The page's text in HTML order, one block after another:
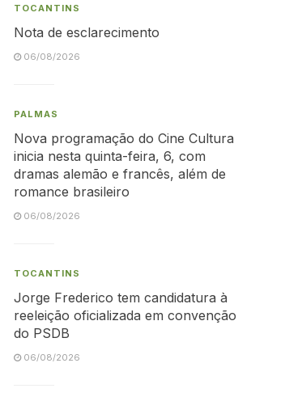
TOCANTINS
Nota de esclarecimento
06/08/2026
PALMAS
Nova programação do Cine Cultura
inicia nesta quinta-feira, 6, com
dramas alemão e francês, além de
romance brasileiro
06/08/2026
TOCANTINS
Jorge Frederico tem candidatura à
reeleição oficializada em convenção
do PSDB
06/08/2026